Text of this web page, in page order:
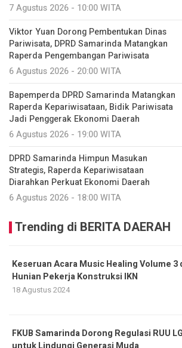
7 Agustus 2026 - 10:00 WITA
Viktor Yuan Dorong Pembentukan Dinas
Pariwisata, DPRD Samarinda Matangkan
Raperda Pengembangan Pariwisata
6 Agustus 2026 - 20:00 WITA
Bapemperda DPRD Samarinda Matangkan
Raperda Kepariwisataan, Bidik Pariwisata
Jadi Penggerak Ekonomi Daerah
6 Agustus 2026 - 19:00 WITA
DPRD Samarinda Himpun Masukan
Strategis, Raperda Kepariwisataan
Diarahkan Perkuat Ekonomi Daerah
6 Agustus 2026 - 18:00 WITA
Trending di BERITA DAERAH
Keseruan Acara Music Healing Volume 3
Hunian Pekerja Konstruksi IKN
18 Agustus 2024
FKUB Samarinda Dorong Regulasi RUU